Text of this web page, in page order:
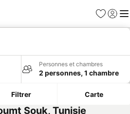
Favoris
Se
Personnes et chambres
2 personnes, 1 chambre
Filtrer Carte
Souk, Tunisie